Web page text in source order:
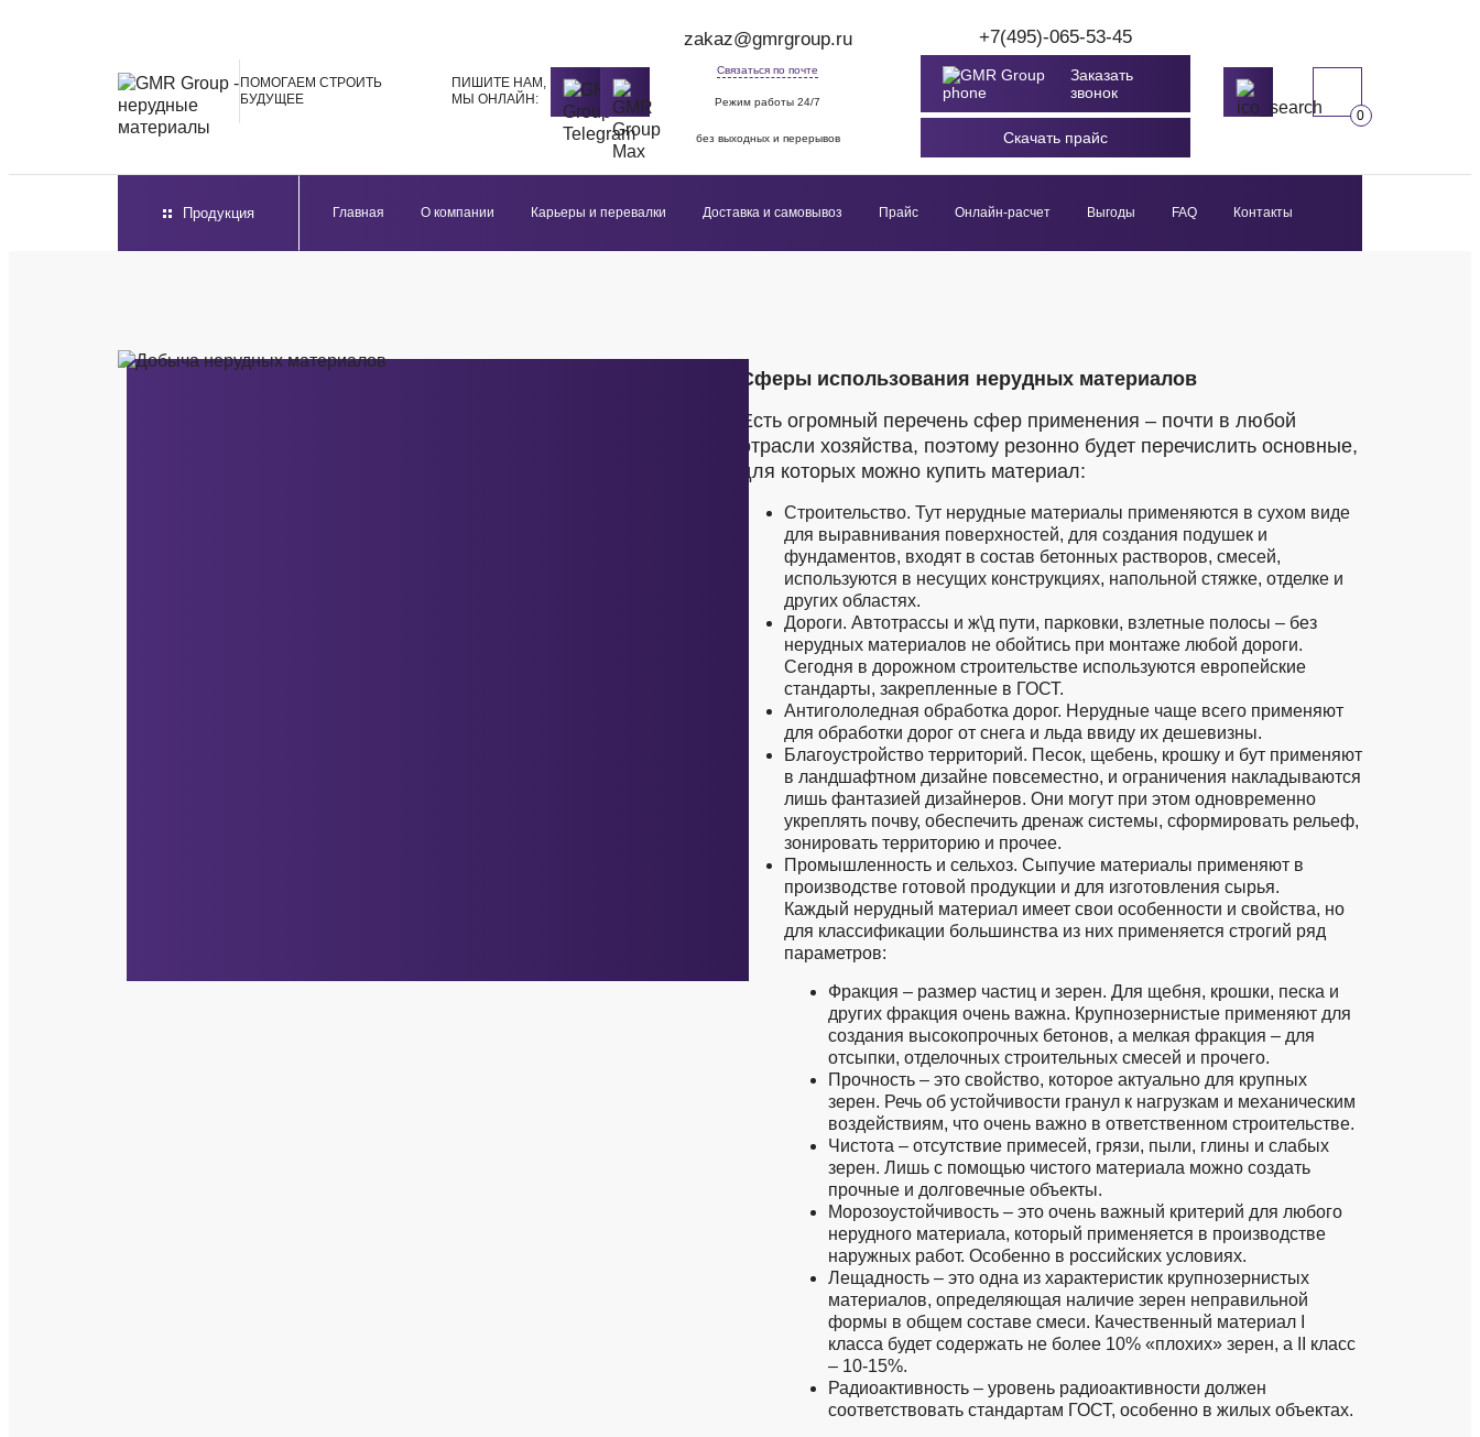
ПОМОГАЕМ СТРОИТЬ
БУДУЩЕЕ
ПИШИТЕ НАМ,
МЫ ОНЛАЙН:
zakaz@gmrgroup.ru
Связаться по почте
Режим работы 24/7
без выходных и перерывов
+7(495)-065-53-45
Заказать
звонок
Скачать прайс
0
Продукция Главная О компании Карьеры и перевалки Доставка и самовывоз Прайс Онлайн-расчет Выгоды FAQ Контакты
Сферы использования нерудных материалов
Есть огромный перечень сфер применения – почти в любой
отрасли хозяйства, поэтому резонно будет перечислить основные,
для которых можно купить материал:
Строительство. Тут нерудные материалы применяются в сухом виде
для выравнивания поверхностей, для создания подушек и
фундаментов, входят в состав бетонных растворов, смесей,
используются в несущих конструкциях, напольной стяжке, отделке и
других областях.
Дороги. Автотрассы и ж\д пути, парковки, взлетные полосы – без
нерудных материалов не обойтись при монтаже любой дороги.
Сегодня в дорожном строительстве используются европейские
стандарты, закрепленные в ГОСТ.
Антигололедная обработка дорог. Нерудные чаще всего применяют
для обработки дорог от снега и льда ввиду их дешевизны.
Благоустройство территорий. Песок, щебень, крошку и бут применяют
в ландшафтном дизайне повсеместно, и ограничения накладываются
лишь фантазией дизайнеров. Они могут при этом одновременно
укреплять почву, обеспечить дренаж системы, сформировать рельеф,
зонировать территорию и прочее.
Промышленность и сельхоз. Сыпучие материалы применяют в
производстве готовой продукции и для изготовления сырья.
Каждый нерудный материал имеет свои особенности и свойства, но
для классификации большинства из них применяется строгий ряд
параметров:
Фракция – размер частиц и зерен. Для щебня, крошки, песка и
других фракция очень важна. Крупнозернистые применяют для
создания высокопрочных бетонов, а мелкая фракция – для
отсыпки, отделочных строительных смесей и прочего.
Прочность – это свойство, которое актуально для крупных
зерен. Речь об устойчивости гранул к нагрузкам и механическим
воздействиям, что очень важно в ответственном строительстве.
Чистота – отсутствие примесей, грязи, пыли, глины и слабых
зерен. Лишь с помощью чистого материала можно создать
прочные и долговечные объекты.
Морозоустойчивость – это очень важный критерий для любого
нерудного материала, который применяется в производстве
наружных работ. Особенно в российских условиях.
Лещадность – это одна из характеристик крупнозернистых
материалов, определяющая наличие зерен неправильной
формы в общем составе смеси. Качественный материал I
класса будет содержать не более 10% «плохих» зерен, а II класс
– 10-15%.
Радиоактивность – уровень радиоактивности должен
соответствовать стандартам ГОСТ, особенно в жилых объектах.